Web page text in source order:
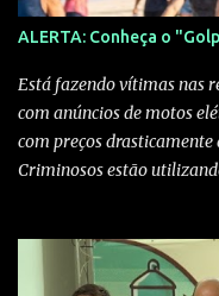
participantes a
formas de produção de
simbólica”, explica
certificado, o curso
ALERTA: Conheça o
Está fazendo vítimas nas
com anúncios de motos
com preços
Criminosos estão
ofertas tentadoras —
algoritmo das redes